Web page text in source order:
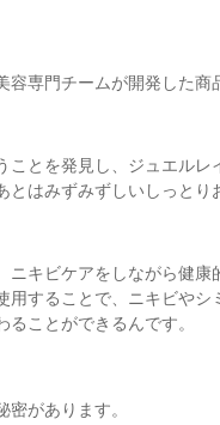
専門チームが開発した商
ことを発見し、ジュエルレ
とはみずみずしいしっとり
ニキビケアをしながら健康
用することで、ニキビやシ
ことができるんです。
があります。